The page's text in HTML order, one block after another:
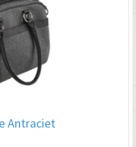
Antraciet